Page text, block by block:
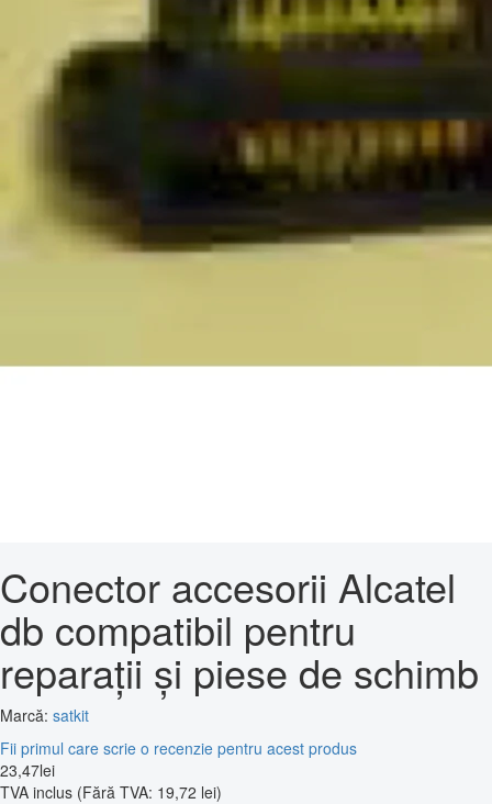
Conector accesorii Alcatel
db compatibil pentru
reparații și piese de schimb
Marcă: satkit
Fii primul care scrie o recenzie pentru acest produs
23,47lei
TVA inclus (Fără TVA: 19,72 lei)